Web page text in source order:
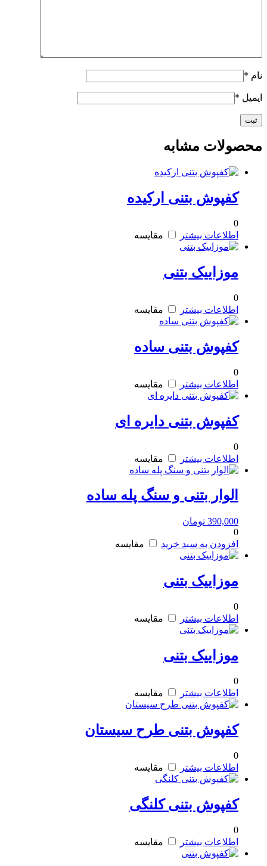
نام *
ایمیل *
محصولات مشابه
کفپوش بتنی ارکیده
0
اطلاعات بیشتر
مقایسه
موزاییک بتنی
0
اطلاعات بیشتر
مقایسه
کفپوش بتنی ساده
0
اطلاعات بیشتر
مقایسه
کفپوش بتنی دایره ای
0
اطلاعات بیشتر
مقایسه
الوار بتنی و سنگ پله ساده
390,000 تومان
0
افزودن به سبد خرید
مقایسه
موزاییک بتنی
0
اطلاعات بیشتر
مقایسه
موزاییک بتنی
0
اطلاعات بیشتر
مقایسه
کفپوش بتنی طرح سیستان
0
اطلاعات بیشتر
مقایسه
کفپوش بتنی کلنگی
0
اطلاعات بیشتر
مقایسه